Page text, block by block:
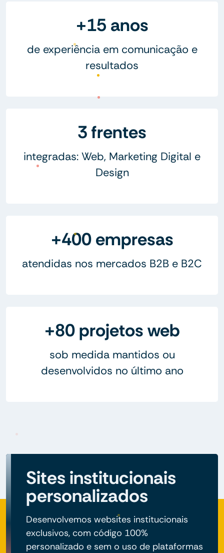
+15 anos
de experiência em comunicação e
resultados
3 frentes
integradas: Web, Marketing Digital e
Design
+400 empresas
atendidas nos mercados B2B e B2C
+80 projetos web
sob medida mantidos ou
desenvolvidos no último ano
Sites institucionais
personalizados
Desenvolvemos websites institucionais
exclusivos, com código 100%
personalizado e sem o uso de plataformas